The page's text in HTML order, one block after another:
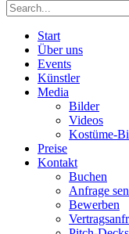
Start
Über uns
Events
Künstler
Media
Bilder
Videos
Kostüme-
Preise
Kontakt
Buchen
Anfrage
Bewerben